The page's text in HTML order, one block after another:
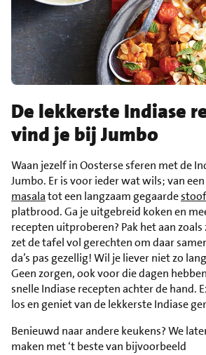
De lekkerste Indiase
vind je bij Jumbo
Waan jezelf in Oosterse sferen met de
Jumbo. Er is voor ieder wat wils; van
masalatot een langzaam gegaarde
platbrood. Ga je uitgebreid koken en
recepten uitproberen? Pak het aan zoals
zet de tafel vol gerechten om daar
da’s pas gezellig! Wil je liever niet zo
Geen zorgen, ook voor die dagen
snelle Indiase recepten achter de hand.
los en geniet van de lekkerste Indiase
Benieuwd naar andere keukens? We
maken met ‘t beste van bijvoorbeeld